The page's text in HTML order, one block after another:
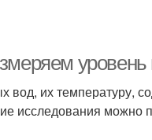
уровень
вод, их температуру,
исследования можно